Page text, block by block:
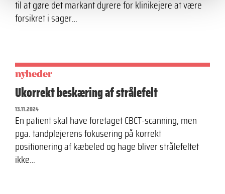
til at gøre det markant dyrere for klinikejere at være
forsikret i sager…
nyheder
Ukorrekt beskæring af strålefelt
13.11.2024
En patient skal have foretaget CBCT-scanning, men
pga. tandplejerens fokusering på korrekt
positionering af kæbeled og hage bliver strålefeltet
ikke…